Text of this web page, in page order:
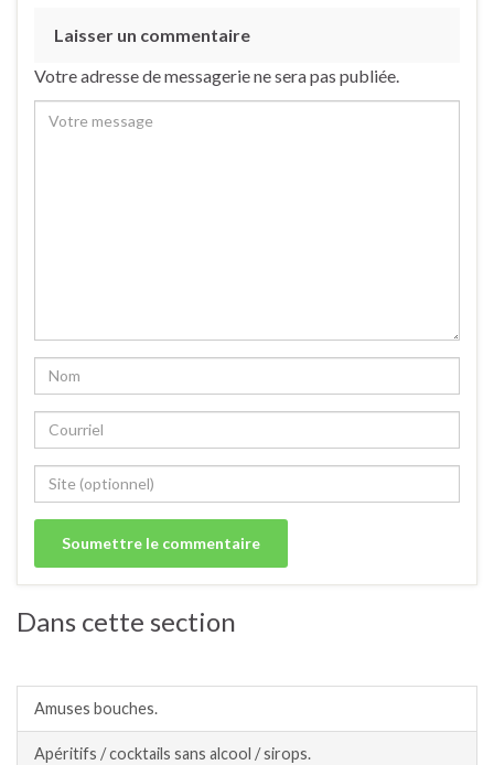
Laisser un commentaire
Votre adresse de messagerie ne sera pas publiée.
Dans cette section
Amuses bouches.
Apéritifs / cocktails sans alcool / sirops.